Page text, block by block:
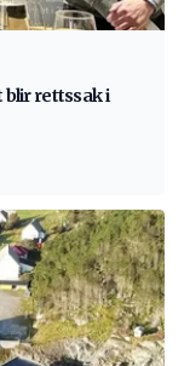
blir rettssak i